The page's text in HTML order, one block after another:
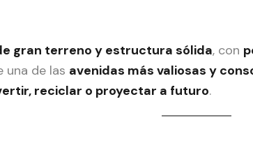
gran terreno y estructura sólida, con
una de las avenidas más valiosas y
reciclar o proyectar a futuro.